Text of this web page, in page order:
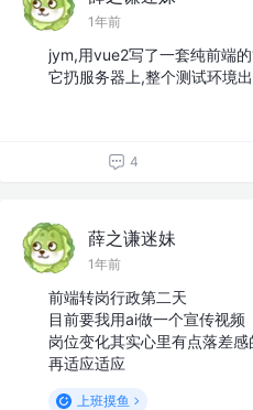
1年前
jym,用vue2写了一套纯前端
它扔服务器上,整个测试环境
4
薛之谦迷妹
1年前
前端转岗行政第二天
目前要我用ai做一个宣传视频
岗位变化其实心里有点落差感
再适应适应
上班摸鱼